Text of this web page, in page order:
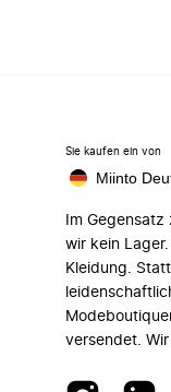
Sie kaufen ein von
Miinto
Im
wir kein
Kleidung.
versendet.